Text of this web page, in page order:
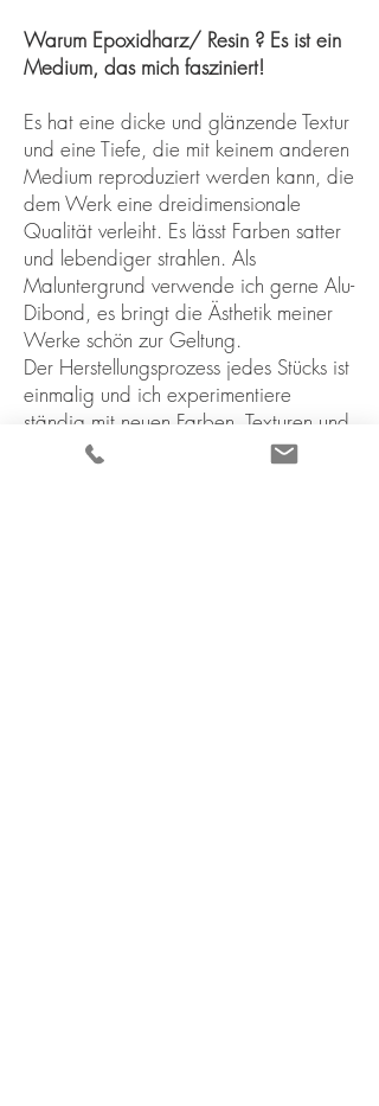
Warum Epoxidharz/ Resin ? Es ist ein
Medium, das mich fasziniert!
Es hat eine dicke und glänzende Textur
und eine Tiefe, die mit keinem anderen
Medium reproduziert werden kann, die
dem Werk eine dreidimensionale
Qualität verleiht. Es lässt Farben satter
und lebendiger strahlen. Als
Maluntergrund verwende ich gerne Alu-
Dibond, es bringt die Ästhetik meiner
Werke schön zur Geltung.
Der Herstellungsprozess jedes Stücks ist
einmalig und ich experimentiere
ständig mit neuen Farben, Texturen und
Techniken, um die Grenzen des